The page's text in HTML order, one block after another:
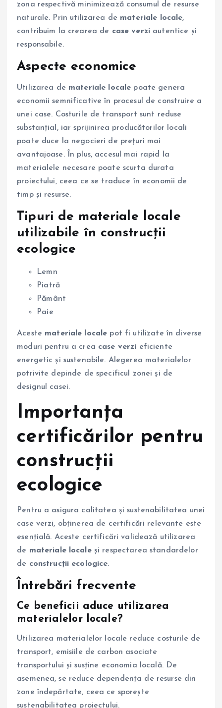
zona respectivă minimizează consumul de resurse
naturale. Prin utilizarea de materiale locale,
contribuim la crearea de case verzi autentice și
responsabile.
Aspecte economice
Utilizarea de materiale locale poate genera
economii semnificative în procesul de construire a
unei case. Costurile de transport sunt reduse
substanțial, iar sprijinirea producătorilor locali
poate duce la negocieri de prețuri mai
avantajoase. În plus, accesul mai rapid la
materialele necesare poate scurta durata
proiectului, ceea ce se traduce în economii de
timp și resurse.
Tipuri de materiale locale
utilizabile în construcții
ecologice
Lemn
Piatră
Pământ
Paie
Aceste materiale locale pot fi utilizate în diverse
moduri pentru a crea case verzi eficiente
energetic și sustenabile. Alegerea materialelor
potrivite depinde de specificul zonei și de
designul casei.
Importanța
certificărilor pentru
construcții
ecologice
Pentru a asigura calitatea și sustenabilitatea unei
case verzi, obținerea de certificări relevante este
esențială. Aceste certificări validează utilizarea
de materiale localeși respectarea standardelor
de construcții ecologice.
Întrebări frecvente
Ce beneficii aduce utilizarea
materialelor locale?
Utilizarea materialelor locale reduce costurile de
transport, emisiile de carbon asociate
transportului și susține economia locală. De
asemenea, se reduce dependența de resurse din
zone îndepărtate, ceea ce sporește
sustenabilitatea proiectului.